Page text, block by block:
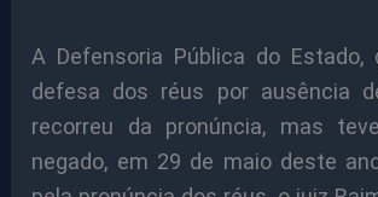
A Defensoria Pública do Estado,
defesa dos réus por ausência
recorreu da pronúncia, mas
negado, em 29 de maio deste